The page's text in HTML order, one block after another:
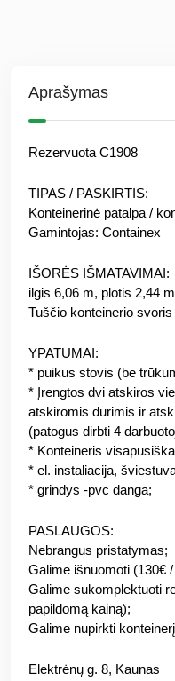
Aprašymas
Rezervuota C1908
TIPAS / PASKIRTIS:
Konteinerinė patalpa /
Gamintojas: Containex
IŠORĖS IŠMATAVIMAI:
ilgis 6,06 m, plotis 2,44
Tuščio konteinerio
YPATUMAI:
* puikus stovis (be
* Įrengtos dvi atskiros
atskiromis durimis ir
(patogus dirbti 4
* Konteineris
* el. instaliacija,
* grindys -pvc danga;
PASLAUGOS:
Nebrangus pristatymas;
Galime išnuomoti (130€
Galime sukomplektuoti
papildomą kainą);
Galime nupirkti
Elektrėnų g. 8, Kaunas